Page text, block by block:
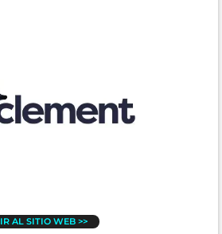
IR AL SITIO WEB >>